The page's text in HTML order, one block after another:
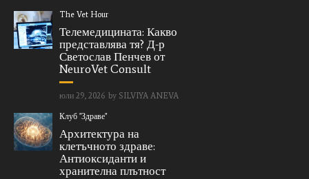
The Vet Hour
Телемедицината: Какво
представлява тя? Д-р
Светослав Пенчев от
NeuroVet Consult
юли 29, 2026 by SILVIYA ANEVA
Клуб "Здраве"
Архитектура на
клетъчното здраве:
Антиоксиданти и
хранителна плътност